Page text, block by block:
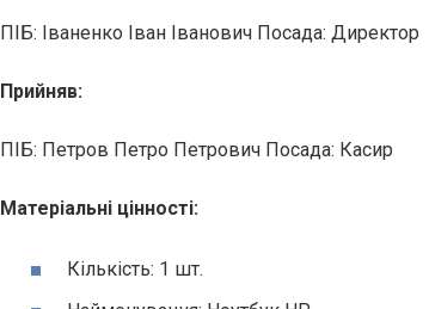
ПІБ: Іваненко Іван Іванович Посада: Директор
Прийняв:
ПІБ: Петров Петро Петрович Посада: Касир
Матеріальні цінності:
Кількість: 1 шт.